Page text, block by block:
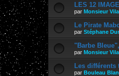
LES 12
par Monsieur
Le Pirate
par Stéphane
"Barbe
par Monsieur
Les
par Bouleau